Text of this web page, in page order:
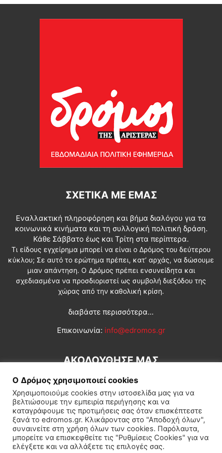
ΣΧΕΤΙΚΆ ΜΕ ΕΜΆΣ
Εναλλακτική πληροφόρηση και βήμα διαλόγου για τα
κοινωνικά κινήματα και τη συλλογική πολιτική δράση.
Κάθε Σάββατο έως και Τρίτη στα περίπτερα.
Τι είδους εγχείρημα μπορεί να είναι ο Δρόμος του δεύτερου
κύκλου; Σε αυτό το ερώτημα πρέπει, κατ’ αρχάς, να δώσουμε
μιαν απάντηση. Ο Δρόμος πρέπει ενσυνείδητα και
σχεδιασμένα να προσδιοριστεί ως συμβολή διεξόδου της
χώρας από την καθολική κρίση.
διαβάστε περισσότερα...
Επικοινωνία: info@edromos.gr
ΑΚΟΛΟΥΘΗΣΕ ΜΑΣ
Εγγραφή συνδρομητή Πολιτική Διεθνή Κοινωνία
Πολιτισμός Αφιερώματα
Ο Δρόμος χρησιμοποιεί cookies
Χρησιμοποιούμε cookies στην ιστοσελίδα μας για να
βελτιώσουμε την εμπειρία περιήγησης και να
καταγράφουμε τις προτιμήσεις σας όταν επισκέπτεστε
ξανά το edromos.gr. Κλικάροντας στο "Αποδοχή όλων",
συναινείτε στη χρήση όλων των cookies. Παρόλαυτα,
μπορείτε να επισκεφθείτε τις "Ρυθμίσεις Cookies" για να
ελέγξετε και να αλλάξετε τις επιλογές σας.